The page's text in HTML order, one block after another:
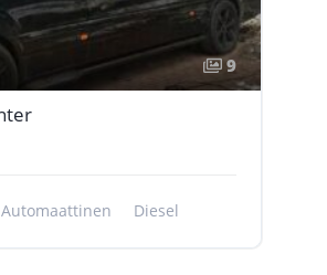
9
Automaattinen Diesel